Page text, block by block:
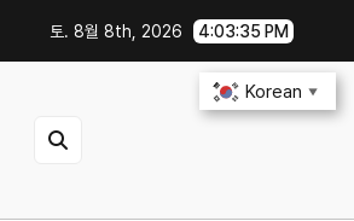
이는 현실적인 방법 iOS 27·Android 17 최
토. 8월 8th, 2026 4:03:36 PM
Korean ▼